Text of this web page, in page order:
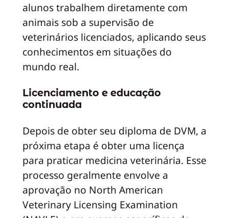
alunos trabalhem diretamente com
animais sob a supervisão de
veterinários licenciados, aplicando seus
conhecimentos em situações do
mundo real.
Licenciamento e educação
continuada
Depois de obter seu diploma de DVM, a
próxima etapa é obter uma licença
para praticar medicina veterinária. Esse
processo geralmente envolve a
aprovação no North American
Veterinary Licensing Examination